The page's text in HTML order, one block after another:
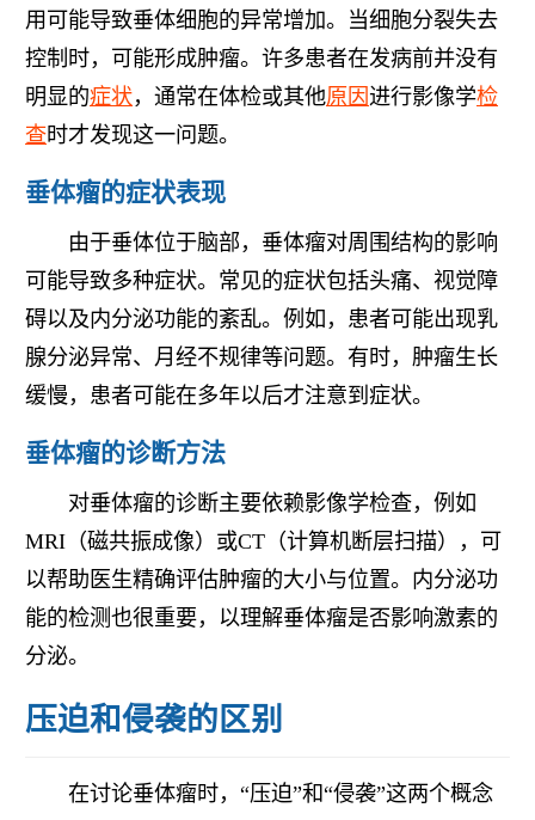
用可能导致垂体细胞的异常增加。当细胞分裂失去
控制时，可能形成肿瘤。许多患者在发病前并没有
明显的症状，通常在体检或其他原因进行影像学检
查时才发现这一问题。
垂体瘤的症状表现
由于垂体位于脑部，垂体瘤对周围结构的影响
可能导致多种症状。常见的症状包括头痛、视觉障
碍以及内分泌功能的紊乱。例如，患者可能出现乳
腺分泌异常、月经不规律等问题。有时，肿瘤生长
缓慢，患者可能在多年以后才注意到症状。
垂体瘤的诊断方法
对垂体瘤的诊断主要依赖影像学检查，例如
MRI（磁共振成像）或CT（计算机断层扫描），可
以帮助医生精确评估肿瘤的大小与位置。内分泌功
能的检测也很重要，以理解垂体瘤是否影响激素的
分泌。
压迫和侵袭的区别
在讨论垂体瘤时，“压迫”和“侵袭”这两个概念